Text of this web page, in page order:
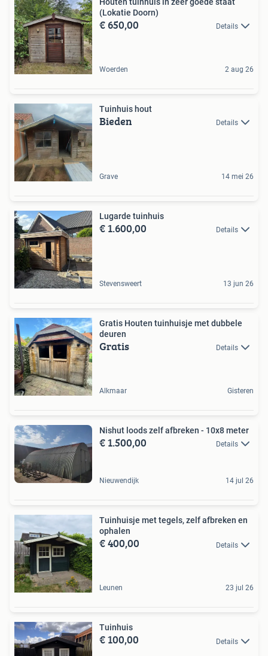
(Lokatie Doorn)
€ 650,00 Details
Woerden 2 aug 26
Tuinhuis hout
Bieden Details
Grave 14 mei 26
Lugarde tuinhuis
€ 1.600,00 Details
Stevensweert 13 jun 26
Gratis Houten tuinhuisje met dubbele
deuren
Gratis Details
Alkmaar Gisteren
Nishut loods zelf afbreken - 10x8 meter
€ 1.500,00 Details
Nieuwendijk 14 jul 26
Tuinhuisje met tegels, zelf afbreken en
ophalen
€ 400,00 Details
Leunen 23 jul 26
Tuinhuis
€ 100,00 Details